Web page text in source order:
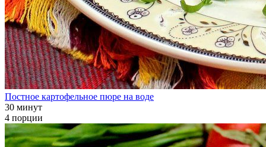
Постное картофельное пюре на воде
30 минут
4 порции